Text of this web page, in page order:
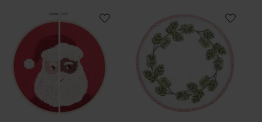
Stickpackung Portrait Santa Stickpackung Platzsets rund